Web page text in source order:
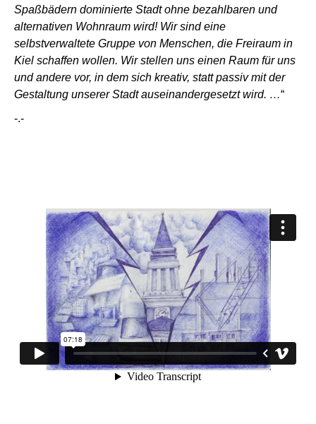
Spaßbädern dominierte Stadt ohne bezahlbaren und
alternativen Wohnraum wird! Wir sind eine
selbstverwaltete Gruppe von Menschen, die Freiraum in
Kiel schaffen wollen. Wir stellen uns einen Raum für uns
und andere vor, in dem sich kreativ, statt passiv mit der
Gestaltung unserer Stadt auseinandergesetzt wird. …“
-.-